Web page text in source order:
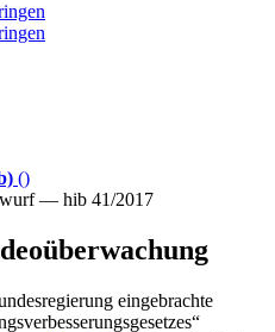
()
— hib 41/2017
eingebrachte